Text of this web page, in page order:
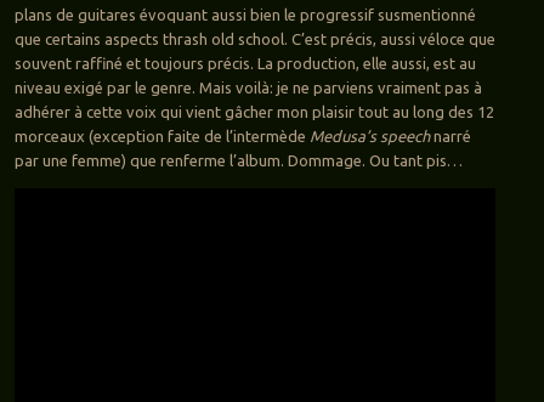
plans de guitares évoquant aussi bien le progressif susmentionné
que certains aspects thrash old school. C’est précis, aussi véloce que
souvent raffiné et toujours précis. La production, elle aussi, est au
niveau exigé par le genre. Mais voilà: je ne parviens vraiment pas à
adhérer à cette voix qui vient gâcher mon plaisir tout au long des 12
morceaux (exception faite de l’intermède Medusa’s speechnarré
par une femme) que renferme l’album. Dommage. Ou tant pis…